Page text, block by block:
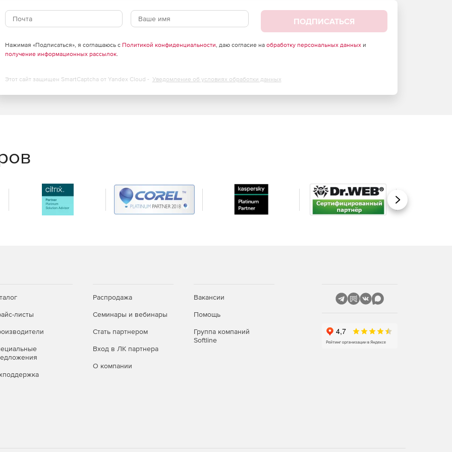
точка, звезда, иерархическое дерево, частично-
защиты, выделения зон с разным уровнем доверия,
в центре.
аналогичной DMVPN.
ПОДПИСАТЬСЯ
Нажимая «Подписаться», я соглашаюсь с Политикой конфиденциальности, даю согласие на обработку персональных данныхи
получение информационных рассылок.
Этот сайт защищен SmartCaptcha от Yandex Cloud - Уведомление об условиях обработки данных
Вперед
листы
Распродажа
Семинары и вебинары
Стать партнером
Вход в ЛК партнера
О компании
Вакансии
Помощь
Группа компаний
Softline